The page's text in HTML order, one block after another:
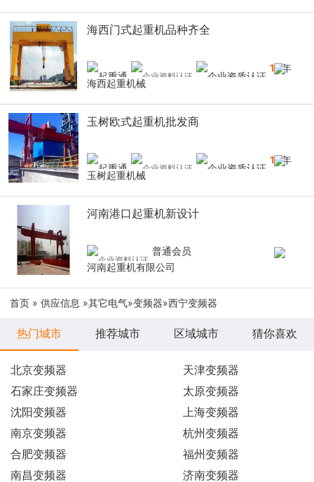
海西门式起重机品种齐全
10年
海西起重机械
玉树欧式起重机批发商
10年
玉树起重机械
河南港口起重机新设计
普通会员
河南起重机有限公司
首页 » 供应信息 »其它电气»变频器»西宁变频器
热门城市 推荐城市 区域城市 猜你喜欢
北京变频器
天津变频器
石家庄变频器
太原变频器
沈阳变频器
上海变频器
南京变频器
杭州变频器
合肥变频器
福州变频器
南昌变频器
济南变频器